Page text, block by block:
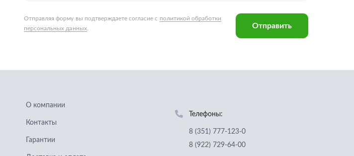
Контакты
Гарантии
Доставка и оплата
8 (351) 777-123-0
8 (922) 729-64-00
info@ucz74.ru